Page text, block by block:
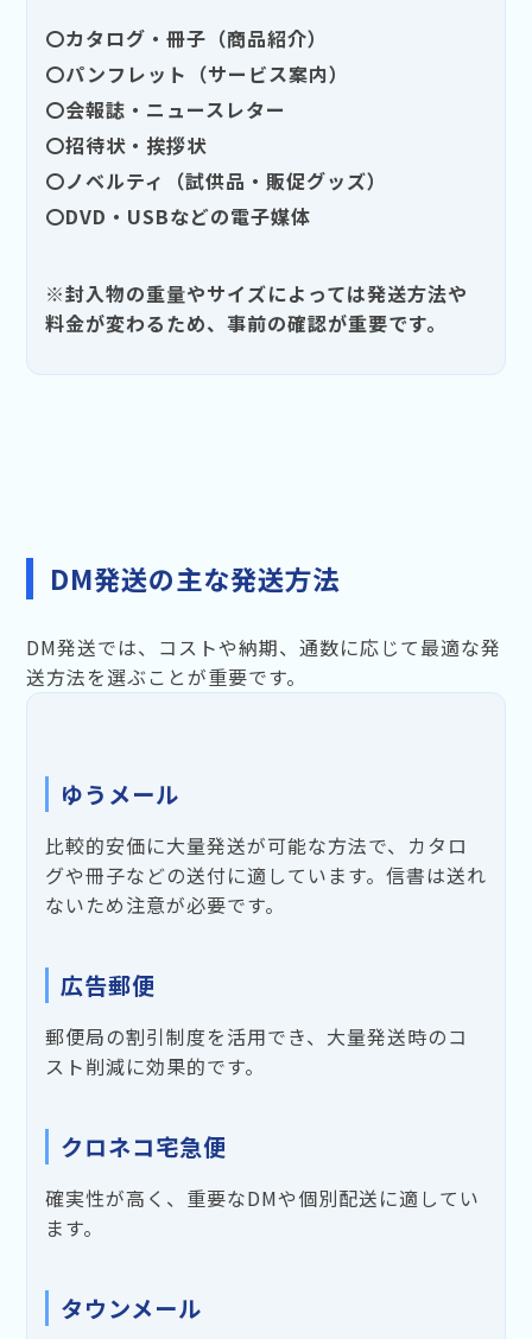
〇カタログ・冊子（商品紹介）
〇パンフレット（サービス案内）
〇会報誌・ニュースレター
〇招待状・挨拶状
〇ノベルティ（試供品・販促グッズ）
〇DVD・USBなどの電子媒体
※封入物の重量やサイズによっては発送方法や
料金が変わるため、事前の確認が重要です。
DM発送の主な発送方法
DM発送では、コストや納期、通数に応じて最適な発
送方法を選ぶことが重要です。
ゆうメール
比較的安価に大量発送が可能な方法で、カタロ
グや冊子などの送付に適しています。信書は送れ
ないため注意が必要です。
広告郵便
郵便局の割引制度を活用でき、大量発送時のコ
スト削減に効果的です。
クロネコ宅急便
確実性が高く、重要なDMや個別配送に適してい
ます。
タウンメール